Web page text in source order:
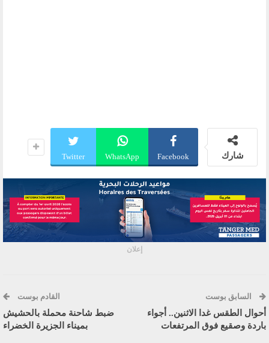
شارك Facebook
WhatsApp
Twitter
إعلان
السابق بوست
أحوال الطقس غدا الاثنين.. أجواء
باردة وصقيع فوق المرتفعات
القادم بوست
ضبط شاحنة محملة بالحشيش
بميناء الجزيرة الخضراء